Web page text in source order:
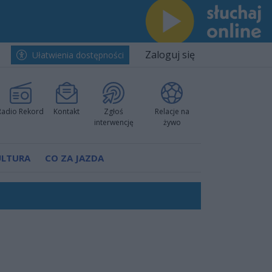
Ułatwienia dostępności Zaloguj się
Rekord Kontakt
Zgłoś
interwencję
Relacje na
żywo
CO ZA JAZDA
w Ustce!
prokuratury
pokazali klasę
nową sportową tradycję"